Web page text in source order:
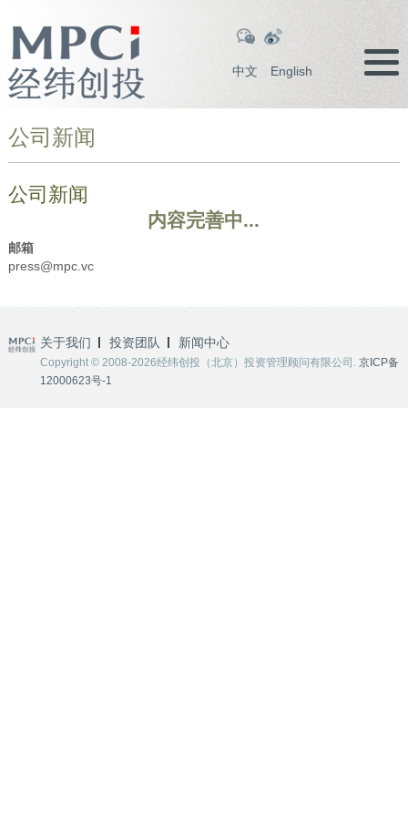
中文 English
公司新闻
公司新闻
内容完善中...
邮箱
press@mpc.vc
关于我们 投资团队 新闻中心
Copyright © 2008-2026经纬创投（北京）投资管理顾问有限公司. 京ICP备
12000623号-1